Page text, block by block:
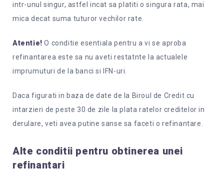
intr-unul singur, astfel incat sa platiti o singura rata, mai
mica decat suma tuturor vechilor rate.
Atentie!O conditie esentiala pentru a vi se aproba
refinantarea este sa nu aveti restatnte la actualele
imprumuturi de la banci si IFN-uri.
Daca figurati in baza de date de la Biroul de Credit cu
intarzieri de peste 30 de zile la plata ratelor creditelor in
derulare, veti avea putine sanse sa faceti o refinantare.
Alte conditii pentru obtinerea unei
refinantari